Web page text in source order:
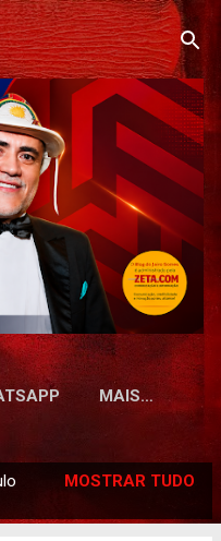
principal
MAIS…
MOSTRAR TUDO